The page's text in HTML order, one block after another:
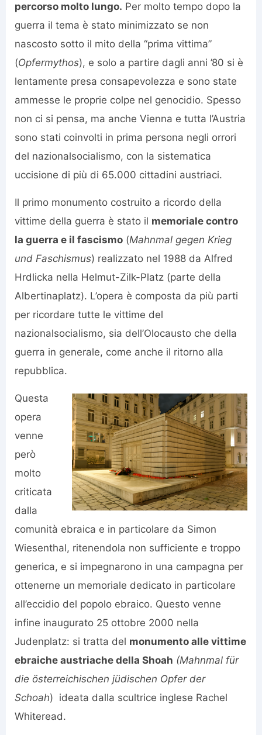
percorso molto lungo. Per molto tempo dopo la
guerra il tema è stato minimizzato se non
nascosto sotto il mito della “prima vittima”
(Opfermythos), e solo a partire dagli anni ’80 si è
lentamente presa consapevolezza e sono state
ammesse le proprie colpe nel genocidio. Spesso
non ci si pensa, ma anche Vienna e tutta l’Austria
sono stati coinvolti in prima persona negli orrori
del nazionalsocialismo, con la sistematica
uccisione di più di 65.000 cittadini austriaci.
Il primo monumento costruito a ricordo della
vittime della guerra è stato il memoriale contro
la guerra e il fascismo (Mahnmal gegen Krieg
und Faschismus) realizzato nel 1988 da Alfred
Hrdlicka nella Helmut-Zilk-Platz (parte della
Albertinaplatz). L’opera è composta da più parti
per ricordare tutte le vittime del
nazionalsocialismo, sia dell’Olocausto che della
guerra in generale, come anche il ritorno alla
repubblica.
Questa
opera
venne
però
molto
criticata
dalla
comunità ebraica e in particolare da Simon
Wiesenthal, ritenendola non sufficiente e troppo
generica, e si impegnarono in una campagna per
ottenerne un memoriale dedicato in particolare
all’eccidio del popolo ebraico. Questo venne
infine inaugurato 25 ottobre 2000 nella
Judenplatz: si tratta del monumento alle vittime
ebraiche austriache della Shoah (Mahnmal für
die österreichischen jüdischen Opfer der
Schoah) ideata dalla scultrice inglese Rachel
Whiteread.